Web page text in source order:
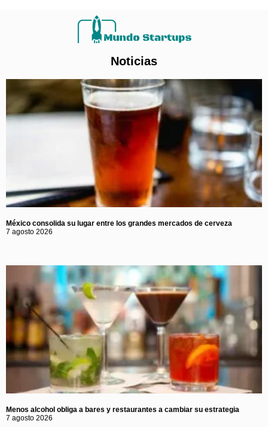
Noticias
México consolida su lugar entre los grandes mercados de cerveza
7 agosto 2026
Menos alcohol obliga a bares y restaurantes a cambiar su estrategia
7 agosto 2026